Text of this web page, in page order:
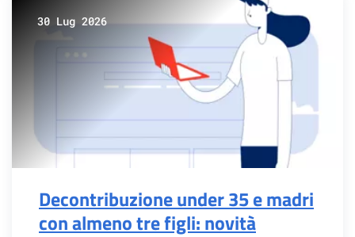
30 Lug 2026
Decontribuzione under 35 e madri
con almeno tre figli: novità